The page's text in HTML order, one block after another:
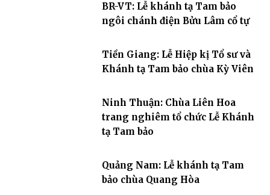
BR-VT: Lễ khánh tạ Tam bảo
ngôi chánh điện Bửu Lâm cổ tự
Tiền Giang: Lễ Hiệp kị Tổ sư và
Khánh tạ Tam bảo chùa Kỳ Viên
Ninh Thuận: Chùa Liên Hoa
trang nghiêm tổ chức Lễ Khánh
tạ Tam bảo
Quảng Nam: Lễ khánh tạ Tam
bảo chùa Quang Hòa